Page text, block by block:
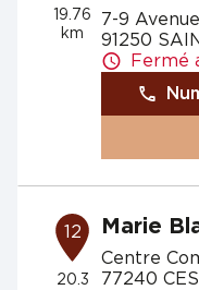
19.76
km
7-9
91250
Fermé
12
20.3
Marie
Centre
77240